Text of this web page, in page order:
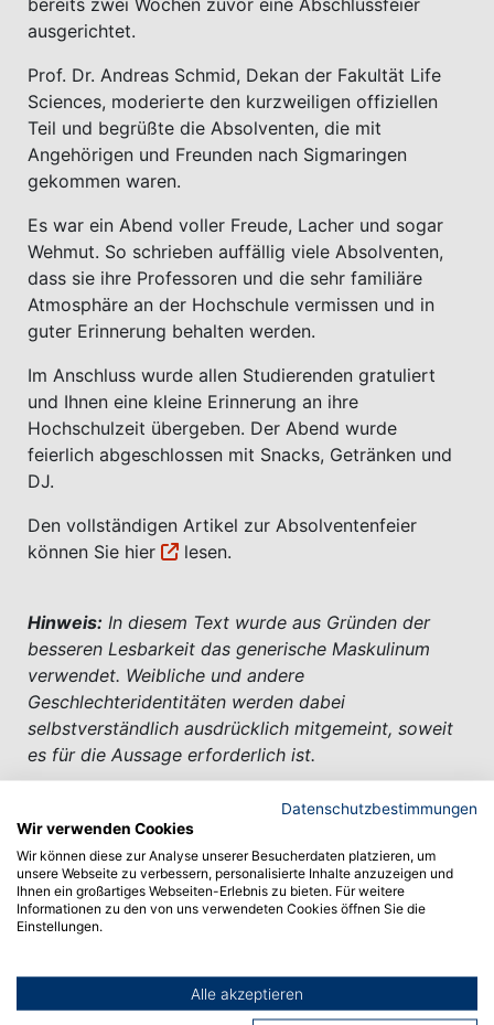
bereits zwei Wochen zuvor eine Abschlussfeier
ausgerichtet.
Prof. Dr. Andreas Schmid, Dekan der Fakultät Life
Sciences, moderierte den kurzweiligen offiziellen
Teil und begrüßte die Absolventen, die mit
Angehörigen und Freunden nach Sigmaringen
gekommen waren.
Es war ein Abend voller Freude, Lacher und sogar
Wehmut. So schrieben auffällig viele Absolventen,
dass sie ihre Professoren und die sehr familiäre
Atmosphäre an der Hochschule vermissen und in
guter Erinnerung behalten werden.
Im Anschluss wurde allen Studierenden gratuliert
und Ihnen eine kleine Erinnerung an ihre
Hochschulzeit übergeben. Der Abend wurde
feierlich abgeschlossen mit Snacks, Getränken und
DJ.
Den vollständigen Artikel zur Absolventenfeier
können Sie hier lesen.
Hinweis: In diesem Text wurde aus Gründen der
besseren Lesbarkeit das generische Maskulinum
verwendet. Weibliche und andere
Geschlechteridentitäten werden dabei
selbstverständlich ausdrücklich mitgemeint, soweit
es für die Aussage erforderlich ist.
Bildquelle: Foto Schultheiss
Vorheriger Artikel
Datenschutzbestimmungen
Wir verwenden Cookies
Wir können diese zur Analyse unserer Besucherdaten platzieren, um
unsere Webseite zu verbessern, personalisierte Inhalte anzuzeigen und
Ihnen ein großartiges Webseiten-Erlebnis zu bieten. Für weitere
Informationen zu den von uns verwendeten Cookies öffnen Sie die
Einstellungen.
Alle akzeptieren